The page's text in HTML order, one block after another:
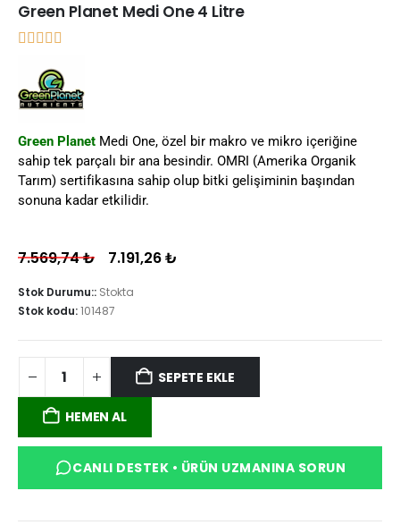
Green Planet Medi One 4 Litre
Green Planet Medi One, özel bir makro ve mikro içeriğine
sahip tek parçalı bir ana besindir. OMRI (Amerika Organik
Tarım) sertifikasına sahip olup bitki gelişiminin başından
sonuna kadar etkilidir.
7.569,74₺ 7.191,26₺
Stok Durumu:: Stokta
Stok kodu:101487
SEPETE EKLE
HEMEN AL
CANLI DESTEK • ÜRÜN UZMANINA SORUN